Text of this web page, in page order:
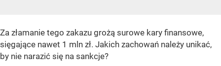
Za złamanie tego zakazu grożą surowe kary finansowe,
sięgające nawet 1 mln zł. Jakich zachowań należy unikać,
by nie narazić się na sankcje?